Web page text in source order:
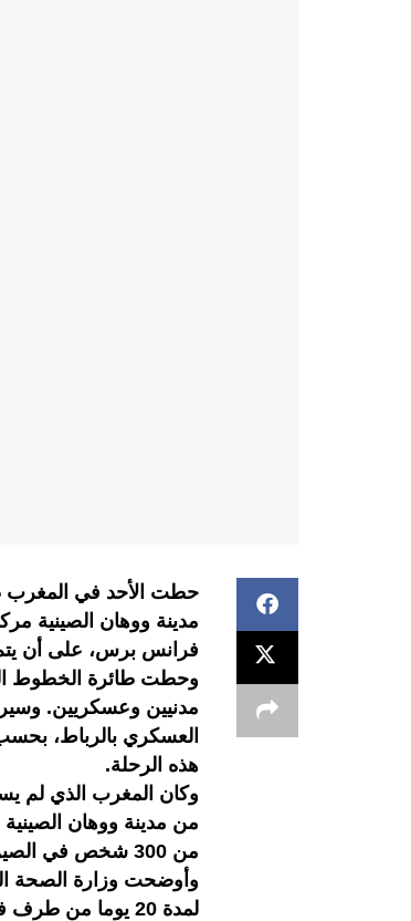
مدينة ووهان الصينية
فرانس برس، على أن يتم
وحطت طائرة الخطوط
مدنيين وعسكريين.
العسكري بالرباط،
هذه الرحلة.
وكان المغرب الذي لم
من مدينة ووهان الصينية
من 300 شخص في الصين.
وأوضحت وزارة الصحة
لمدة 20 يوما من طرف فرق طبية وتمريضية مكونة ومدربة لهذا الغرض ».